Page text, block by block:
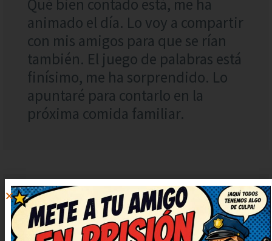
Qué bien contado está, me ha
animado el día. Lo voy a compartir
con mis amigos para que se rían
también. El juego de palabras está
finísimo, me ha sorprendido. Lo
apuntaré para contarlo en la
próxima comida familiar.
MARÍA RESPONDER